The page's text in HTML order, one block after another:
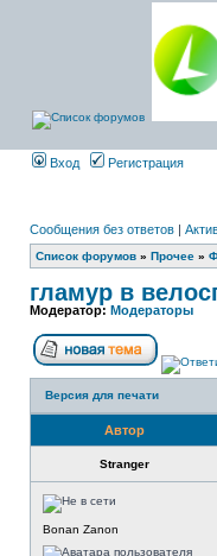
Вход Регистрация
Сообщения без ответов |
Список форумов » Прочее »
гламур в
Модератор: Модераторы
Версия для печати
Автор
Stranger
Bonan Zanon